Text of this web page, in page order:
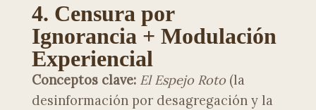
4. Censura por
Ignorancia + Modulación
Experiencial
Conceptos clave: El Espejo Roto(la
desinformación por desagregación y la